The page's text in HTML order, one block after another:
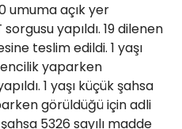
umuma açık yer
yapıldı. 19 dilenen
teslim edildi. 1 yaşı
yaparken
1 yaşı küçük şahsa
görüldüğü için adli
5326 sayılı madde